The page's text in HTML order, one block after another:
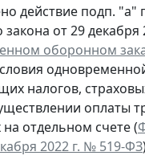
действие подп. "а"
от 29
оборонном
налогов,
оплаты
отдельном счете (
2022 г. № 519-ФЗ